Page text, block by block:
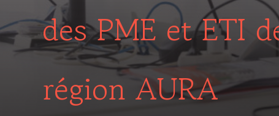
des PME et ETI
région AURA